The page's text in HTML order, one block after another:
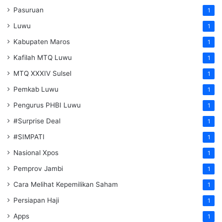
Pasuruan 1
Luwu 1
Kabupaten Maros 1
Kafilah MTQ Luwu 1
MTQ XXXIV Sulsel 1
Pemkab Luwu 1
Pengurus PHBI Luwu 1
#Surprise Deal 1
#SIMPATI 1
Nasional Xpos 1
Pemprov Jambi 1
Cara Melihat Kepemilikan Saham 1
Persiapan Haji 1
Apps 1